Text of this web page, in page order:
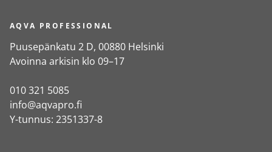
AQVA PROFESSIONAL
Puusepänkatu 2 D, 00880 Helsinki
Avoinna arkisin klo 09–17
010 321 5085
info@aqvapro.fi
Y-tunnus: 2351337-8